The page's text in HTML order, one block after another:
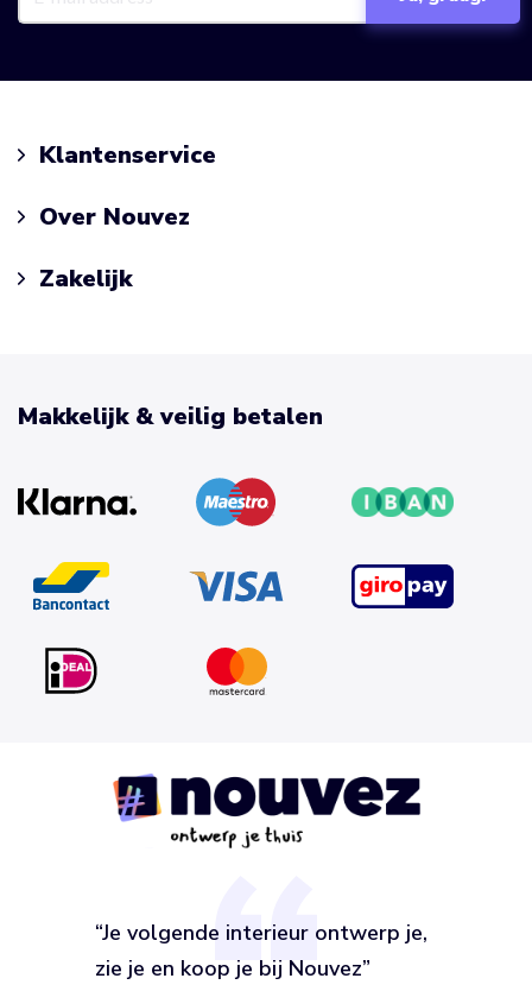
Klantenservice
Over Nouvez
Zakelijk
“Je volgende interieur ontwerp je,
zie je en koop je bij Nouvez”
Makkelijk & veilig betalen